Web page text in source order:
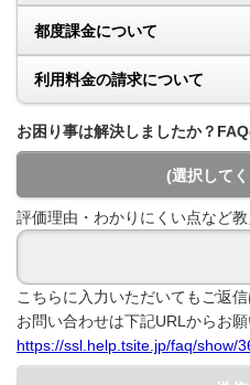
都度課金について
利用料金の請求について
お困り事は解決しましたか？
(選択して
評価理由・わかりにくい点など教
こちらに入力いただいてもご返信
お問い合わせは下記URLからお願
https://ssl.help.tsite.jp/faq/show/